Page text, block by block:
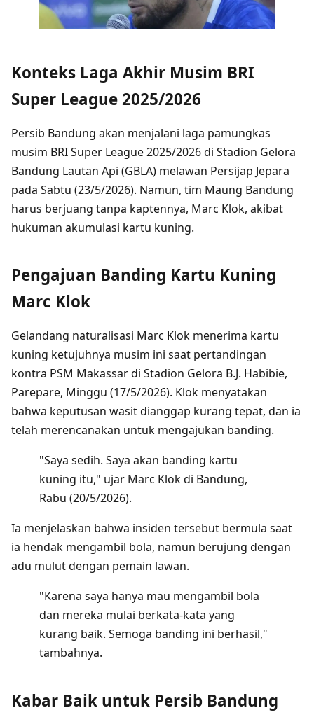
Konteks Laga Akhir Musim BRI
Super League 2025/2026
Persib Bandung akan menjalani laga pamungkas
musim BRI Super League 2025/2026 di Stadion Gelora
Bandung Lautan Api (GBLA) melawan Persijap Jepara
pada Sabtu (23/5/2026). Namun, tim Maung Bandung
harus berjuang tanpa kaptennya, Marc Klok, akibat
hukuman akumulasi kartu kuning.
Pengajuan Banding Kartu Kuning
Marc Klok
Gelandang naturalisasi Marc Klok menerima kartu
kuning ketujuhnya musim ini saat pertandingan
kontra PSM Makassar di Stadion Gelora B.J. Habibie,
Parepare, Minggu (17/5/2026). Klok menyatakan
bahwa keputusan wasit dianggap kurang tepat, dan ia
telah merencanakan untuk mengajukan banding.
"Saya sedih. Saya akan banding kartu
kuning itu," ujar Marc Klok di Bandung,
Rabu (20/5/2026).
Ia menjelaskan bahwa insiden tersebut bermula saat
ia hendak mengambil bola, namun berujung dengan
adu mulut dengan pemain lawan.
"Karena saya hanya mau mengambil bola
dan mereka mulai berkata-kata yang
kurang baik. Semoga banding ini berhasil,"
tambahnya.
Kabar Baik untuk Persib Bandung